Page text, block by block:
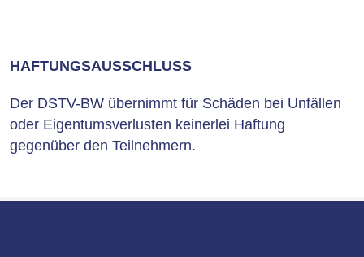
HAFTUNGSAUSSCHLUSS
Der DSTV-BW übernimmt für Schäden bei Unfällen
oder Eigentumsverlusten keinerlei Haftung
gegenüber den Teilnehmern.